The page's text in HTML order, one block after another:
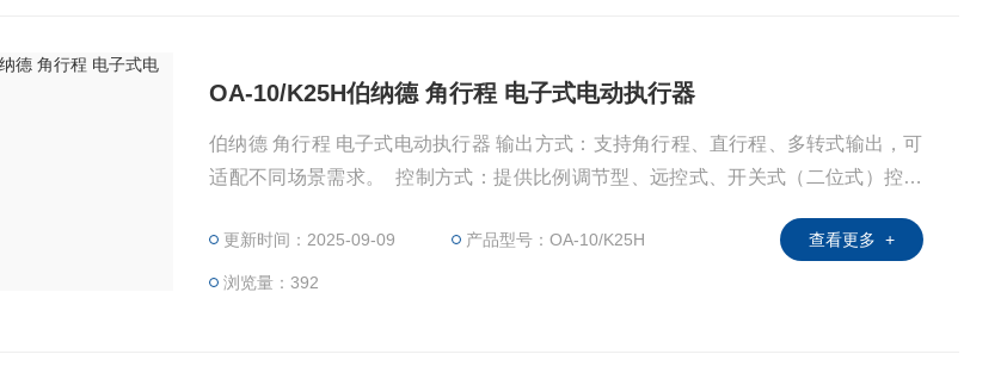
OA-10/K25H伯纳德 角行程 电子式电动执行器
伯纳德 角行程 电子式电动执行器 ‌输出方式‌：支持角行程、直行程、多转式输出，可
适配不同场景需求。 ‌ ‌控制方式‌：提供比例调节型、远控式、开关式（二位式）控制
环境。 ‌ 电源电压‌：支持220V/380V/415V，兼容性强。
更新时间：2025-09-09 产品型号：OA-10/K25H
浏览量：392
查看更多 +